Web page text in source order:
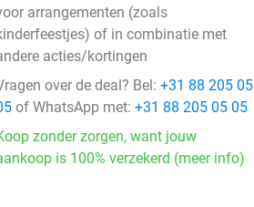
arrangementen (zoals
of in combinatie met
acties/kortingen
over de deal? Bel: +31 88 205 05
of WhatsApp met: +31 88 205 05 05
zonder zorgen, want jouw
is 100% verzekerd (meer info)